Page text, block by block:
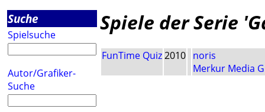
Suche
Spielsuche
Autor/Grafiker-
Suche
Spiele der Serie
FunTime Quiz2010 noris
Merkur Media